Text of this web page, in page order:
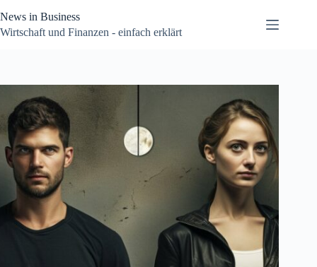
Inhalt
springen
News in Business
Wirtschaft und Finanzen - einfach erklärt